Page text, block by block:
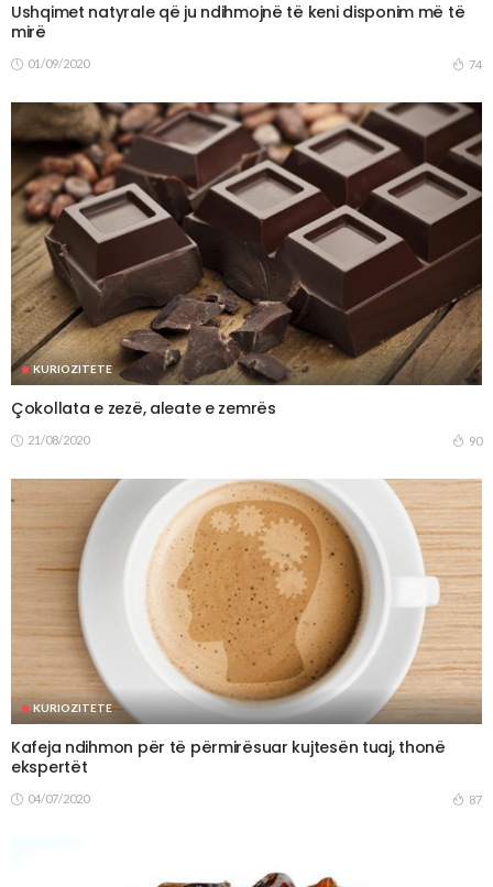
Ushqimet natyrale që ju ndihmojnë të keni disponim më të
mirë
01/09/2020 74
KURIOZITETE
Çokollata e zezë, aleate e zemrës
21/08/2020 90
KURIOZITETE
Kafeja ndihmon për të përmirësuar kujtesën tuaj, thonë
ekspertët
04/07/2020 87